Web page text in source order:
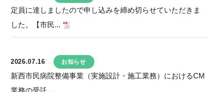
定員に達しましたので申し込みを締め切らせていただきま
した。【市民...
2026.07.16 お知らせ
新西市民病院整備事業（実施設計・施工業務）におけるCM